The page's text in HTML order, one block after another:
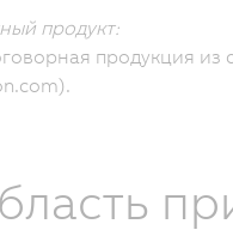
продукт:
продукция из